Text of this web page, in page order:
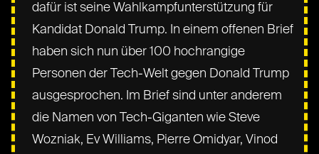
dafür ist seine Wahlkampfunterstützung für
Kandidat Donald Trump. In einem offenen Brief
haben sich nun über 100 hochrangige
Personen der Tech-Welt gegen Donald Trump
ausgesprochen. Im Brief sind unter anderem
die Namen von Tech-Giganten wie Steve
Wozniak, Ev Williams, Pierre Omidyar, Vinod